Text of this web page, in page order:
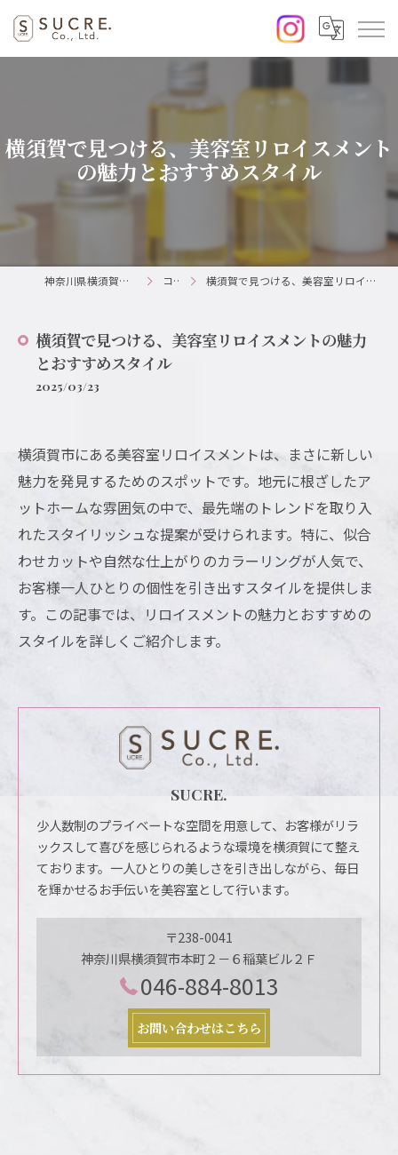
横須賀で見つける、美容室リロイスメント
の魅力とおすすめスタイル
神奈川県横須賀の美容室ならSUCRE. コラム 横須賀で見つける、美容室リロイスメントの魅力とおすすめスタイル
横須賀で見つける、美容室リロイスメントの魅力
とおすすめスタイル
2025/03/23
横須賀市にある美容室リロイスメントは、まさに新しい
魅力を発見するためのスポットです。地元に根ざしたア
ットホームな雰囲気の中で、最先端のトレンドを取り入
れたスタイリッシュな提案が受けられます。特に、似合
わせカットや自然な仕上がりのカラーリングが人気で、
お客様一人ひとりの個性を引き出すスタイルを提供しま
す。この記事では、リロイスメントの魅力とおすすめの
スタイルを詳しくご紹介します。
SUCRE.
少人数制のプライベートな空間を用意して、お客様がリラ
ックスして喜びを感じられるような環境を横須賀にて整え
ております。一人ひとりの美しさを引き出しながら、毎日
を輝かせるお手伝いを美容室として行います。
〒238-0041
神奈川県横須賀市本町２－６稲葉ビル２Ｆ
046-884-8013
お問い合わせはこちら